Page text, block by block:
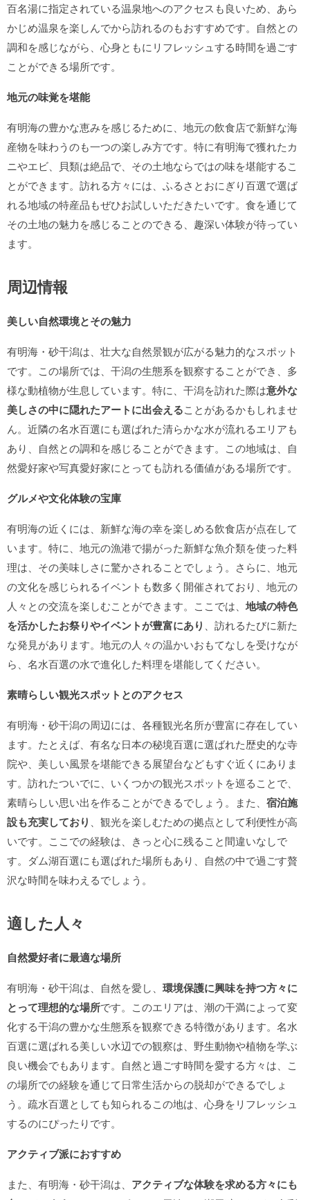
百名湯に指定されている温泉地へのアクセスも良いため、あら
かじめ温泉を楽しんでから訪れるのもおすすめです。自然との
調和を感じながら、心身ともにリフレッシュする時間を過ごす
ことができる場所です。
地元の味覚を堪能
有明海の豊かな恵みを感じるために、地元の飲食店で新鮮な海
産物を味わうのも一つの楽しみ方です。特に有明海で獲れたカ
ニやエビ、貝類は絶品で、その土地ならではの味を堪能するこ
とができます。訪れる方々には、ふるさとおにぎり百選で選ば
れる地域の特産品もぜひお試しいただきたいです。食を通じて
その土地の魅力を感じることのできる、趣深い体験が待ってい
ます。
周辺情報
美しい自然環境とその魅力
有明海・砂干潟は、壮大な自然景観が広がる魅力的なスポット
です。この場所では、干潟の生態系を観察することができ、多
様な動植物が生息しています。特に、干潟を訪れた際は意外な
美しさの中に隠れたアートに出会えることがあるかもしれませ
ん。近隣の名水百選にも選ばれた清らかな水が流れるエリアも
あり、自然との調和を感じることができます。この地域は、自
然愛好家や写真愛好家にとっても訪れる価値がある場所です。
グルメや文化体験の宝庫
有明海の近くには、新鮮な海の幸を楽しめる飲食店が点在して
います。特に、地元の漁港で揚がった新鮮な魚介類を使った料
理は、その美味しさに驚かされることでしょう。さらに、地元
の文化を感じられるイベントも数多く開催されており、地元の
人々との交流を楽しむことができます。ここでは、 地域の特色
を活かしたお祭りやイベントが豊富にあり
、訪れるたびに新た
な発見があります。地元の人々の温かいおもてなしを受けなが
ら、名水百選の水で進化した料理を堪能してください。
素晴らしい観光スポットとのアクセス
有明海・砂干潟の周辺には、各種観光名所が豊富に存在してい
ます。たとえば、有名な日本の秘境百選に選ばれた歴史的な寺
院や、美しい風景を堪能できる展望台などもすぐ近くにありま
す。訪れたついでに、いくつかの観光スポットを巡ることで、
素晴らしい思い出を作ることができるでしょう。また、 宿泊施
設も充実しており
、観光を楽しむための拠点として利便性が高
いです。ここでの経験は、きっと心に残ること間違いなしで
す。ダム湖百選にも選ばれた場所もあり、自然の中で過ごす贅
沢な時間を味わえるでしょう。
適した人々
自然愛好者に最適な場所
有明海・砂干潟は、自然を愛し、 環境保護に興味を持つ方々に
とって理想的な場所です。このエリアは、潮の干満によって変
化する干潟の豊かな生態系を観察できる特徴があります。名水
百選に選ばれる美しい水辺での観察は、野生動物や植物を学ぶ
良い機会でもあります。自然と過ごす時間を愛する方々は、こ
の場所での経験を通じて日常生活からの脱却ができるでしょ
う。疏水百選としても知られるこの地は、心身をリフレッシュ
するのにぴったりです。
アクティブ派におすすめ
また、有明海・砂干潟は、 アクティブな体験を求める方々にも